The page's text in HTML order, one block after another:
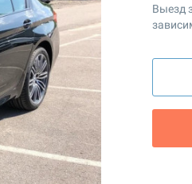
Выезд